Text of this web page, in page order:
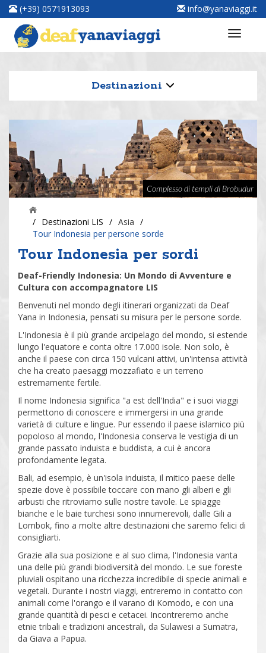
(+39) 0571913093 info@yanaviaggi.it
Destinazioni
Complesso di templi di Brobudur
/ Destinazioni LIS / Asia /
Tour Indonesia per persone sorde
Tour Indonesia per sordi
Deaf-Friendly Indonesia: Un Mondo di Avventure e
Cultura con accompagnatore LIS
Benvenuti nel mondo degli itinerari organizzati da Deaf
Yana in Indonesia, pensati su misura per le persone sorde.
L'Indonesia è il più grande arcipelago del mondo, si estende
lungo l'equatore e conta oltre 17.000 isole. Non solo, è
anche il paese con circa 150 vulcani attivi, un'intensa attività
che ha creato paesaggi mozzafiato e un terreno
estremamente fertile.
Il nome Indonesia significa "a est dell'India" e i suoi viaggi
permettono di conoscere e immergersi in una grande
varietà di culture e lingue. Pur essendo il paese islamico più
popoloso al mondo, l'Indonesia conserva le vestigia di un
grande passato induista e buddista, a cui è ancora
profondamente legata.
Bali, ad esempio, è un'isola induista, il mitico paese delle
spezie dove è possibile toccare con mano gli alberi e gli
arbusti che ritroviamo sulle nostre tavole. Le spiagge
bianche e le baie turchesi sono innumerevoli, dalle Gili a
Lombok, fino a molte altre destinazioni che saremo felici di
consigliarti.
Grazie alla sua posizione e al suo clima, l'Indonesia vanta
una delle più grandi biodiversità del mondo. Le sue foreste
pluviali ospitano una ricchezza incredibile di specie animali e
vegetali. Durante i nostri viaggi, entreremo in contatto con
animali come l'orango e il varano di Komodo, e con una
grande quantità di pesci e cetacei. Incontreremo anche
etnie tribali e tradizioni ancestrali, da Sulawesi a Sumatra,
da Giava a Papua.